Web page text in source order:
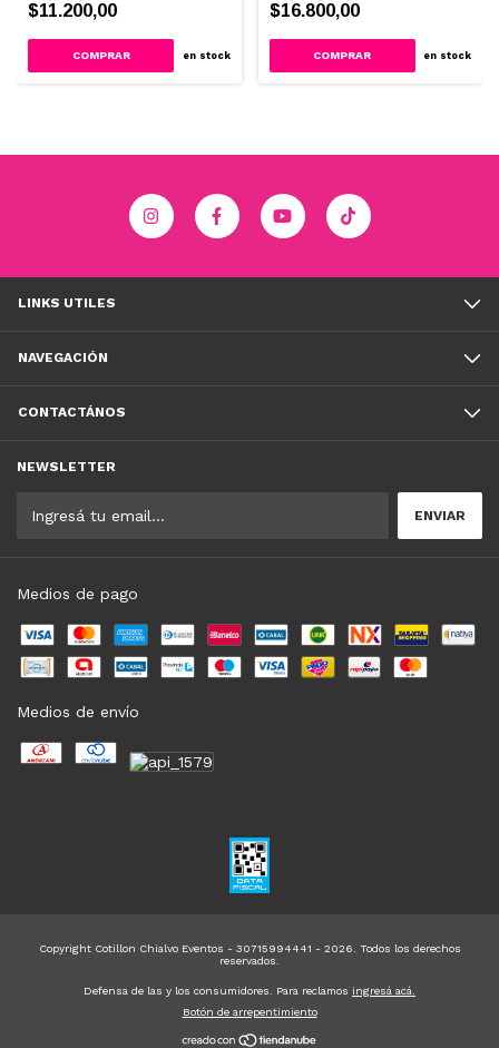
$11.200,00
COMPRAR en stock
$16.800,00
COMPRAR en stock
LINKS UTILES
NAVEGACIÓN
CONTACTÁNOS
NEWSLETTER
Medios de pago
Medios de envío
Copyright Cotillon Chialvo Eventos - 30715994441 - 2026. Todos los derechos
reservados.
Defensa de las y los consumidores. Para reclamos ingresá acá.
Botón de arrepentimiento